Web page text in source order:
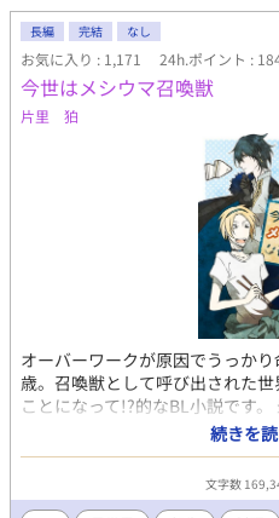
長編 完結 なし
お気に入り : 1,171 24h.ポイント :
今世はメシウマ召喚獣
片里 狛
オーバーワークが原因でうっか
歳。召喚獣として呼び出された
ことになって!?的なBL小説です
般的にふつーの日本人青年。 ※
設定ふんわりとしか考えてない
さい。お約束等には疎いので優
い。 ※誤字脱字の報告は不要で
続きを
文字数